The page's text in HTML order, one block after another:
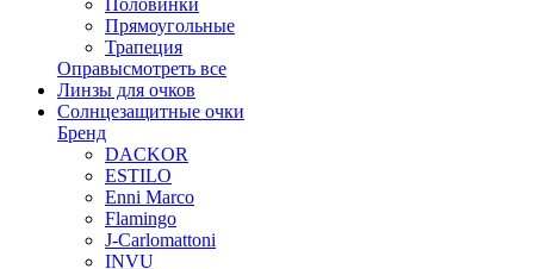
Прямоугольные
Трапеция
Оправысмотреть все
Линзы для очков
Солнцезащитные очки
Бренд
DACKOR
ESTILO
Enni Marco
Flamingo
J-Carlomattoni
INVU